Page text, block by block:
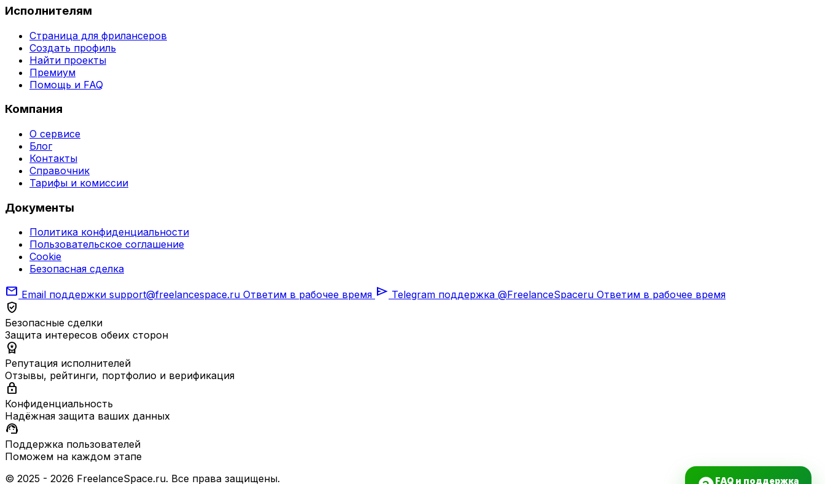
FAQ и поддержка
Исполнителям
Страница для фрилансеров
Создать профиль
Найти проекты
Премиум
Помощь и FAQ
Компания
О сервисе
Блог
Контакты
Справочник
Тарифы и комиссии
Документы
Политика конфиденциальности
Пользовательское соглашение
Cookie
Безопасная сделка
mail Email поддержки support@freelancespace.ru Ответим в рабочее время send Telegram поддержка @FreelanceSpaceru Ответим в рабочее время
verified_user
Безопасные сделки
Защита интересов обеих сторон
workspace_premium
Репутация исполнителей
Отзывы, рейтинги, портфолио и верификация
lock
Конфиденциальность
Надёжная защита ваших данных
support_agent
Поддержка пользователей
Поможем на каждом этапе
© 2025 - 2026 FreelanceSpace.ru. Все права защищены.